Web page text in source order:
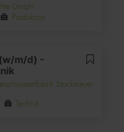
GmbH
Produktion
m/d) -
Stockmeyer
Technik